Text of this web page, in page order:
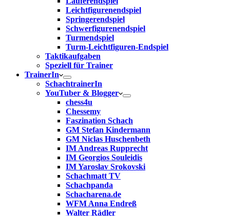
Leichtfigurenendspiel
Springerendspiel
Schwerfigurenendspiel
Turmendspiel
Turm-Leichtfiguren-Endspiel
Taktikaufgaben
Speziell für Trainer
TrainerIn
SchachtrainerIn
YouTuber & Blogger
chess4u
Chessemy
Faszination Schach
GM Stefan Kindermann
GM Niclas Huschenbeth
IM Andreas Rupprecht
IM Georgios Souleidis
IM Yaroslav Srokovski
Schachmatt TV
Schachpanda
Schacharena.de
WFM Anna Endreß
Walter Rädler